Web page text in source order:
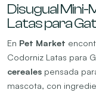
Disugual
Latas para
En Pet Market
Codorniz Latas para
cereales pensada
mascota, con